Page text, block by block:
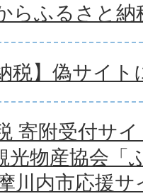
らふるさと
税】偽サイ
寄附受付サ
光物産協会「
川内市応援サ